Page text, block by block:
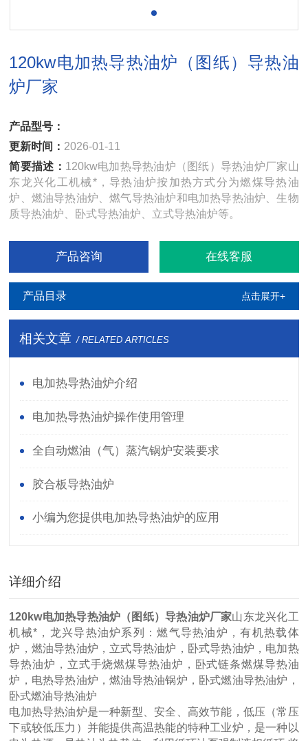
120kw电加热导热油炉（图纸）导热油
炉厂家
产品型号：
更新时间： 2026-01-11
简要描述： 120kw电加热导热油炉（图纸）导热油炉厂家山
东龙兴化工机械*，导热油炉按加热方式分为燃煤导热油
炉、燃油导热油炉、燃气导热油炉和电加热导热油炉、生物
质导热油炉、卧式导热油炉、立式导热油炉等。
产品咨询 在线客服
产品目录 点击展开+
相关文章 / RELATED ARTICLES
电加热导热油炉介绍
电加热导热油炉操作使用管理
全自动燃油（气）蒸汽锅炉安装要求
胶合板导热油炉
小编为您提供电加热导热油炉的应用
详细介绍
120kw电加热导热油炉（图纸）导热油炉厂家山东龙兴化工
机械*，龙兴导热油炉系列：燃气导热油炉，有机热载体
炉，燃油导热油炉，立式导热油炉，卧式导热油炉，电加热
导热油炉，立式手烧燃煤导热油炉，卧式链条燃煤导热油
炉，电热导热油炉，燃油导热油锅炉，卧式燃油导热油炉，
卧式燃油导热油炉
电加热导热油炉是一种新型、安全、高效节能，低压（常压
下或较低压力）并能提供高温热能的特种工业炉，是一种以